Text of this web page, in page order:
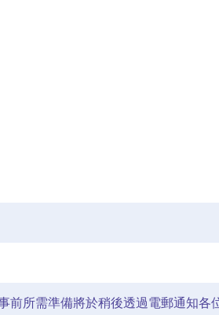
所需準備將於稍後透過電郵通知各